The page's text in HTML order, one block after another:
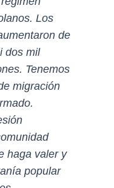
Los
de
dos mil
Tenemos
migración
haga valer y
popular